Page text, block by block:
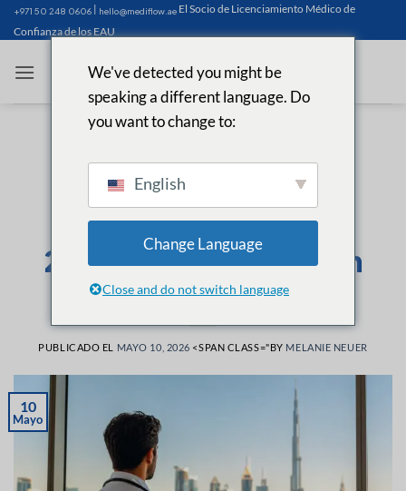
Saltar
+971 50 248 0606 | hello@mediflow.ae El Socio de Licenciamiento Médico de
Confianza de los EAU
Als Arzt in Dubai
niederlassen - Der
ultimative Leitfaden
2026 für Ihre Karriere in
den VAE
PUBLICADO EL MAYO 10, 2026 <SPAN CLASS="BY MELANIE NEUER
10
Mayo
We've detected you might be
speaking a different language. Do
you want to change to:
English
Change Language
Close and do not switch language